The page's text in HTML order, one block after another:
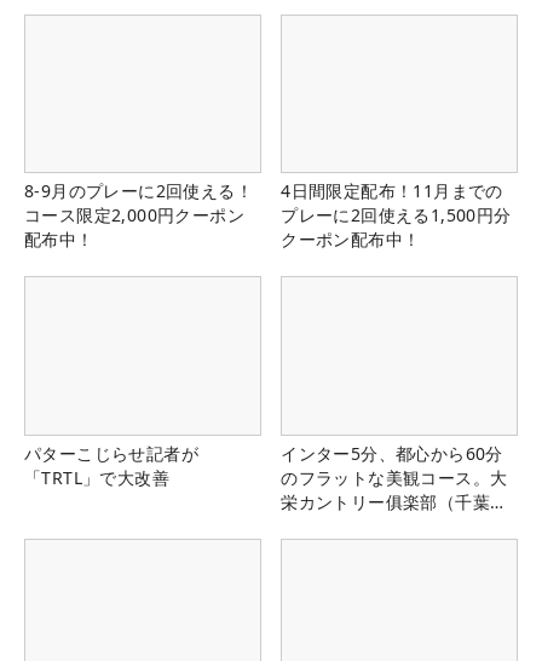
8-9月のプレーに2回使える！
コース限定2,000円クーポン
配布中！
4日間限定配布！11月までの
プレーに2回使える1,500円分
クーポン配布中！
パターこじらせ記者が
「TRTL」で大改善
インター5分、都心から60分
のフラットな美観コース。大
栄カントリー俱楽部（千葉